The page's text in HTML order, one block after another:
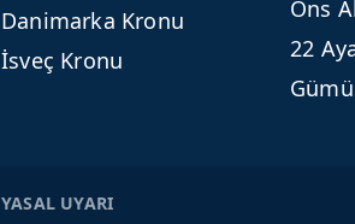
Danimarka Kronu
İsveç Kronu
Ons
22
YASAL UYARI